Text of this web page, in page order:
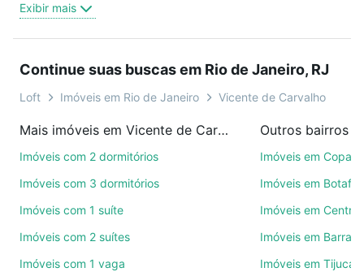
oferta ideal de Imóveis à venda em rua capintuba -
Vicente de Carvalho, Rio de Janeiro, RJ para
ou por videochamada, é grátis, sem compromisso e
você ainda conta com mais de 46 mil corretores e
de imóveis.
ruas, bairros e até condomínios favoritos. Você
também pode usar os filtros como quantidade de
quartos, suítes, com ou sem vaga de garagem para
Exibir mais
Continue suas buscas em Rio de Janeiro, RJ
Loft Imóveis em Rio de Janeiro Vicente de Carvalho
Mais imóveis em Vicente de Carvalho
Imóveis com 2 dormitórios
Imóveis com 3 dormitórios
Imóveis com 1 suíte
Imóveis com 2 suítes
Imóveis com 1 vaga
Imóveis em
Imóveis em
Imóveis em Centro
Imóveis em Barra
Imóveis em Tijuca